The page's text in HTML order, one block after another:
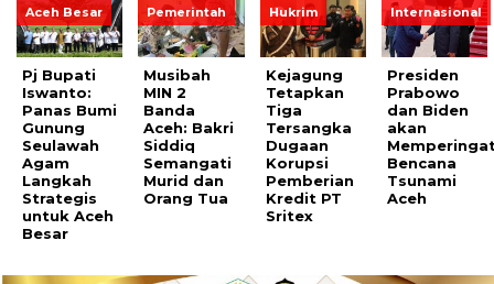
Aceh Besar
Pj Bupati
Iswanto:
Panas Bumi
Gunung
Seulawah
Agam
Langkah
Strategis
untuk Aceh
Besar
Pemerintah
Musibah
MIN 2
Banda
Aceh: Bakri
Siddiq
Semangati
Murid dan
Orang Tua
Hukrim
Kejagung
Tetapkan
Tiga
Tersangka
Dugaan
Korupsi
Pemberian
Kredit PT
Sritex
Internasional
Presiden
Prabowo
dan Biden
akan
Bencana
Tsunami
Aceh